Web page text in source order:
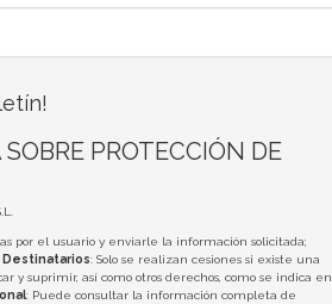
PROTECCIÓN DE
por el usuario y enviarle la información solicitada;
Destinatarios: Solo se realizan cesiones si existe una
y suprimir, así como otros derechos, como se indica en
: Puede consultar la información completa de